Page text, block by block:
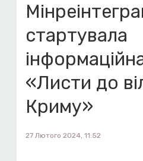
стартувала
«Листи до
Криму»
27 Лютого 2024, 11:52